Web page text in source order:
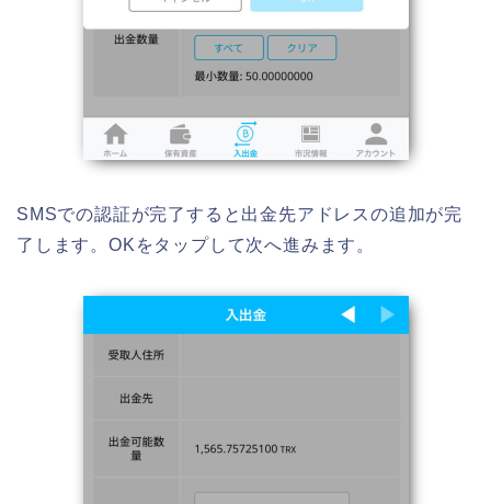
SMSでの認証が完了すると出金先アドレスの追加が完
了します。OKをタップして次へ進みます。